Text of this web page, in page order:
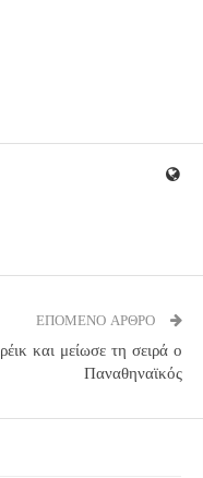
ΕΠΟΜΕΝΟ ΑΡΘΡΟ
και μείωσε τη σειρά ο
Παναθηναϊκός